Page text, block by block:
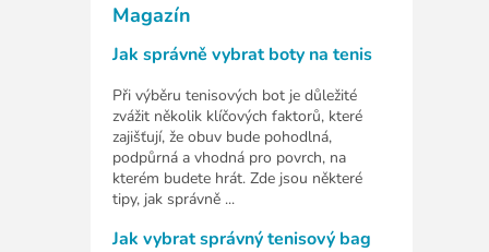
Magazín
Jak správně vybrat boty na tenis
Při výběru tenisových bot je důležité
zvážit několik klíčových faktorů, které
zajišťují, že obuv bude pohodlná,
podpůrná a vhodná pro povrch, na
kterém budete hrát. Zde jsou některé
tipy, jak správně ...
Jak vybrat správný tenisový bag